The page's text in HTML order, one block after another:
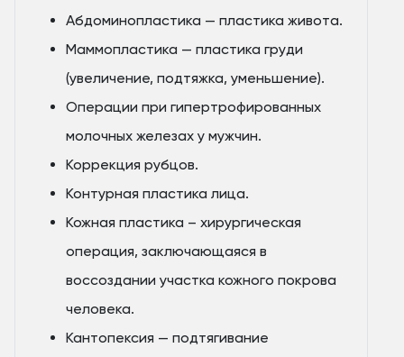
Абдоминопластика — пластика живота.
Маммопластика — пластика груди
(увеличение, подтяжка, уменьшение).
Операции при гипертрофированных
молочных железах у мужчин.
Коррекция рубцов.
Контурная пластика лица.
Кожная пластика – хирургическая
операция, заключающаяся в
воссоздании участка кожного покрова
человека.
Кантопексия — подтягивание